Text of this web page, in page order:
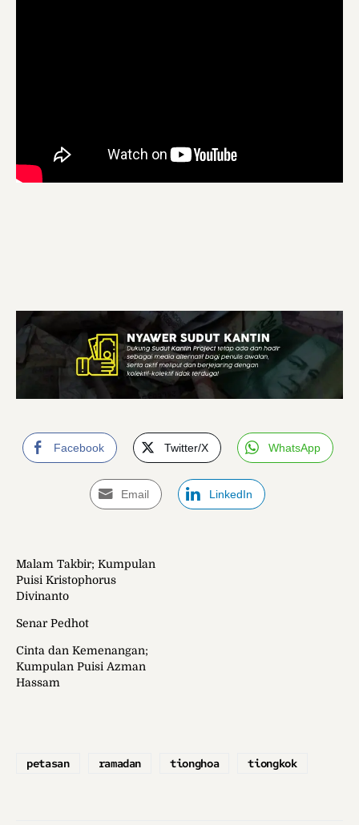
Facebook Twitter/X WhatsApp
Email LinkedIn
Malam Takbir; Kumpulan
Puisi Kristophorus
Divinanto
Senar Pedhot
Cinta dan Kemenangan;
Kumpulan Puisi Azman
Hassam
petasan ramadan tionghoa tiongkok